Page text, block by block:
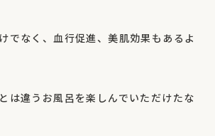
でなく、血行促進、美肌効果もあるよ
は違うお風呂を楽しんでいただけたな